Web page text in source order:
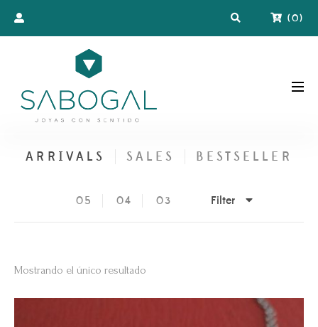
(0)
ARRIVALS SALES BESTSELLER
05 04 03 Filter
Mostrando el único resultado